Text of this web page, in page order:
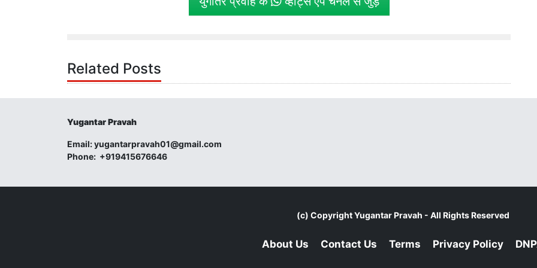
Related Posts
Yugantar Pravah
Email:yugantarpravah01@gmail.com
Phone: +919415676646
(c) CopyrightYugantar Pravah - All Rights Reserved
About Us Contact Us Terms Privacy Policy